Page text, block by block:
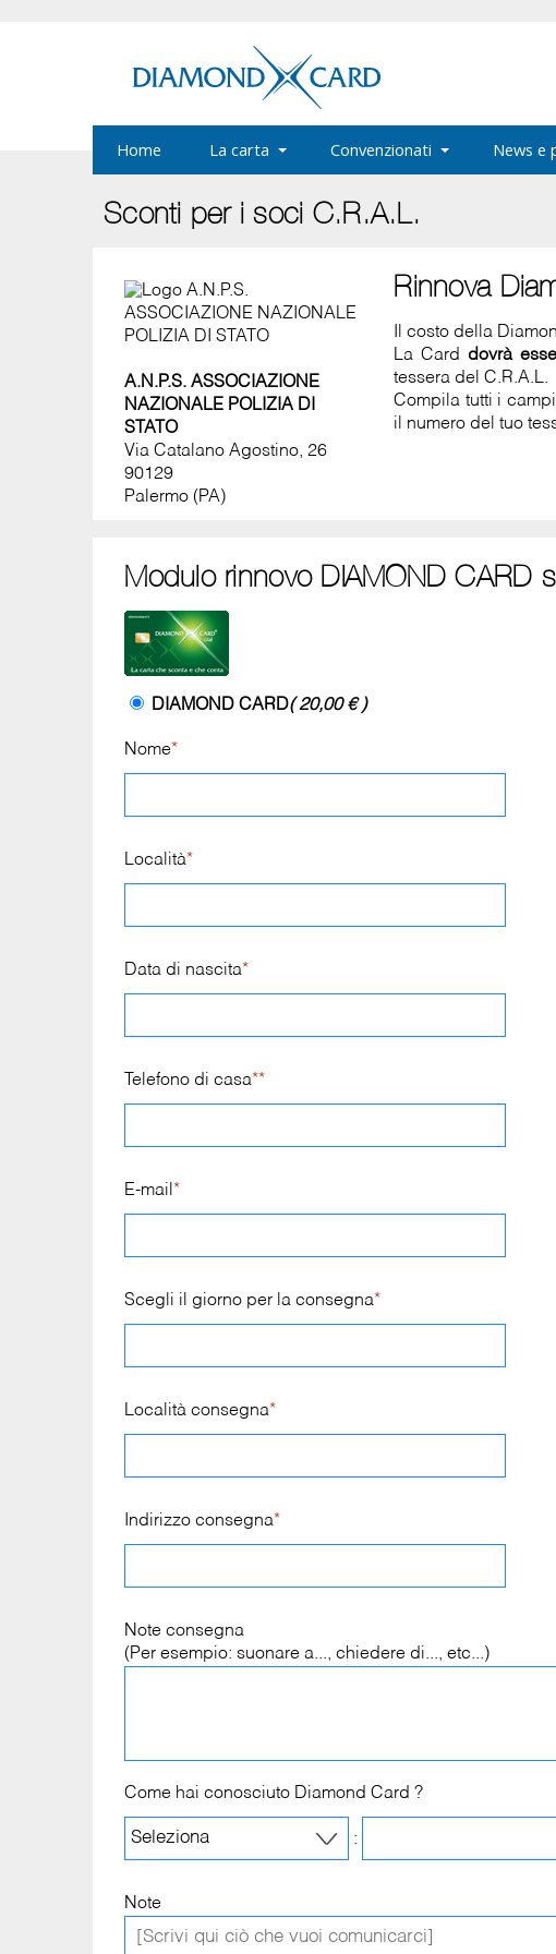
Home La carta Convenzionati News e
Sconti per i soci C.R.A.L.
A.N.P.S. ASSOCIAZIONE
NAZIONALE POLIZIA DI
STATO
Via Catalano Agostino, 26
90129
Palermo (PA)
Rinnova
Il costo della
La Card dovrà
tessera del C.R.A.L.
Compila tutti i
il numero del tuo
Modulo rinnovo DIAMOND CARD
DIAMOND CARD( 20,00 € )
Nome*
Località*
Data di nascita*
Telefono di casa**
E-mail *
Scegli il giorno per la consegna*
Località consegna*
Indirizzo consegna*
Note consegna
(Per esempio: suonare a..., chiedere di..., etc...)
Come hai conosciuto Diamond Card ?
:
Note